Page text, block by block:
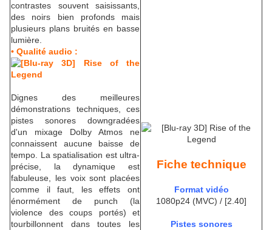
contrastes souvent saisissants,
des noirs bien profonds mais
plusieurs plans bruités en basse
lumière.
• Qualité audio :
Dignes des meilleures
démonstrations techniques, ces
pistes sonores downgradées
d'un mixage Dolby Atmos ne
connaissent aucune baisse de
tempo. La spatialisation est ultra-
précise, la dynamique est
fabuleuse, les voix sont placées
comme il faut, les effets ont
énormément de punch (la
violence des coups portés) et
tourbillonnent dans toutes les
Fiche technique
Format vidéo
1080p24 (MVC) / [2.40]
Pistes sonores